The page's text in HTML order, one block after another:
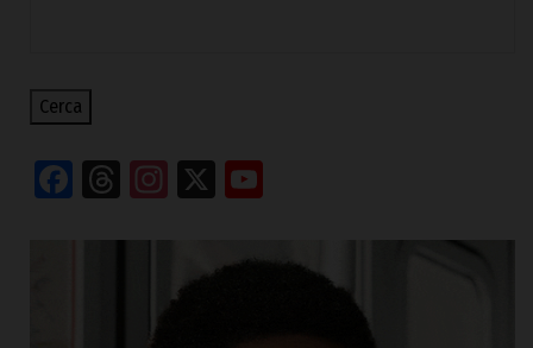
Cerca
Facebook
Threads
Instagram
X